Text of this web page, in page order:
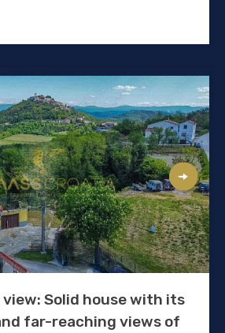
Solid house with its
far-reaching views of